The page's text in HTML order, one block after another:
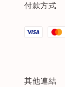
付款方式
其他連結